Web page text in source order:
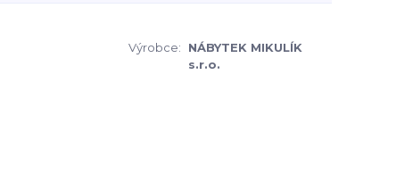
Výrobce:
NÁBYTEK MIKULÍK
s.r.o.